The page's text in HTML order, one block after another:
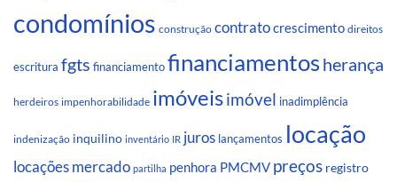
condomínios construção contratocrescimento direitos
escritura fgts financiamentofinanciamentosherança
herdeiros impenhorabilidade imóveisimóvel inadimplência
indenização inquilino inventário IR juros lançamentos locação
locações mercado partilha penhora PMCMV preços registro